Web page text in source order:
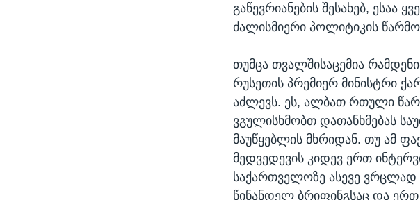
გაწევრიანების შესახებ, ესაა
ძალისმიერი პოლიტიკის
თუმცა თვალშისაცემია
რუსეთის პრემიერ მინისტრი
აძლევს. ეს, ალბათ რთული
ვგულისხმობთ დათანხმებას
მაუწყებლის მხრიდან. თუ ამ
მედვედევის კიდევ ერთ
საქართველოზე ასევე ვრცლად
წინანდელ ბრიფინგსაც და ერთ